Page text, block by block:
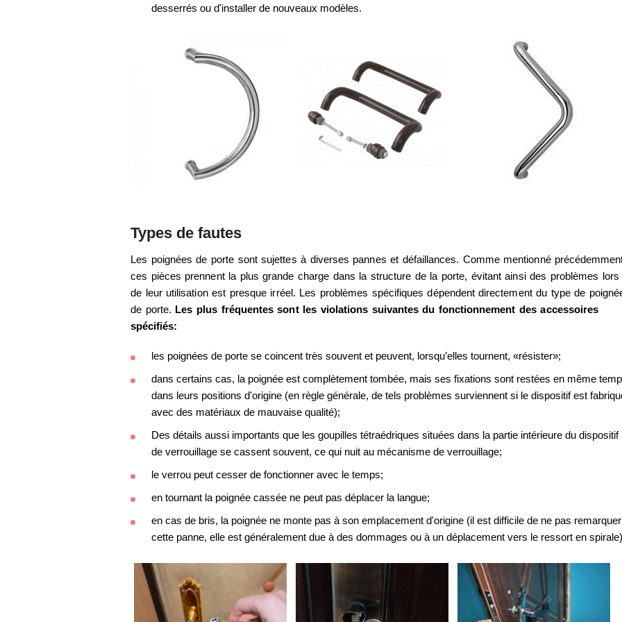
desserrés ou d'installer de nouveaux modèles.
Types de fautes
Les poignées de porte sont sujettes à diverses pannes et défaillances. Comme mentionné
ces pièces prennent la plus grande charge dans la structure de la porte, évitant ainsi des problèmes lors
de leur utilisation est presque irréel. Les problèmes spécifiques dépendent directement du type de
de porte. Les plus fréquentes sont les violations suivantes du fonctionnement des accessoires
spécifiés:
les poignées de porte se coincent très souvent et peuvent, lorsqu’elles tournent, «résister»;
dans certains cas, la poignée est complètement tombée, mais ses fixations sont restées en même
dans leurs positions d'origine (en règle générale, de tels problèmes surviennent si le dispositif est
avec des matériaux de mauvaise qualité);
Des détails aussi importants que les goupilles tétraédriques situées dans la partie intérieure du dispositif
de verrouillage se cassent souvent, ce qui nuit au mécanisme de verrouillage;
le verrou peut cesser de fonctionner avec le temps;
en tournant la poignée cassée ne peut pas déplacer la langue;
en cas de bris, la poignée ne monte pas à son emplacement d'origine (il est difficile de ne pas remarquer
cette panne, elle est généralement due à des dommages ou à un déplacement vers le ressort en